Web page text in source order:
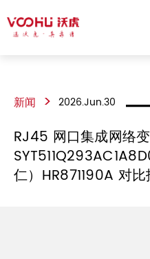
新闻 > 2026.Jun.30
RJ45 网口集成网络
仁）HR871190A 对